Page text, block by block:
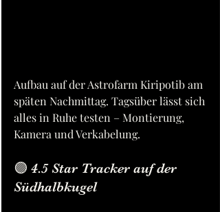
Aufbau auf der Astrofarm Kiripotib am
späten Nachmittag. Tagsüber lässt sich
alles in Ruhe testen – Montierung,
Kamera und Verkabelung.
🟣 4.5 Star Tracker auf der
Südhalbkugel